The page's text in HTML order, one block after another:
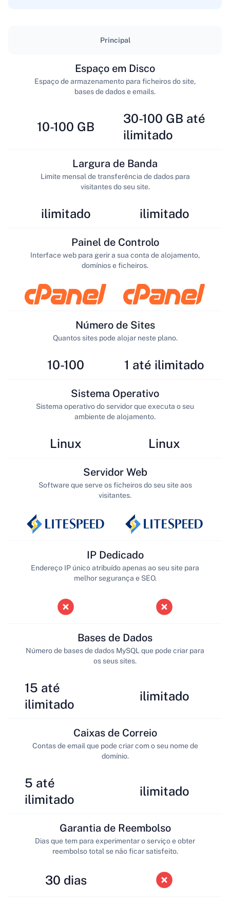
Principal
10-100 GB
Espaço em Disco
Espaço de armazenamento para ficheiros do site,
bases de dados e emails.
30-100 GB até
ilimitado
ilimitado
Largura de Banda
Limite mensal de transferência de dados para
visitantes do seu site.
ilimitado
Painel de Controlo
Interface web para gerir a sua conta de alojamento,
domínios e ficheiros.
10-100
Número de Sites
Quantos sites pode alojar neste plano.
1 até ilimitado
Linux
Sistema Operativo
Sistema operativo do servidor que executa o seu
ambiente de alojamento.
Linux
Servidor Web
Software que serve os ficheiros do seu site aos
visitantes.
IP Dedicado
Endereço IP único atribuído apenas ao seu site para
melhor segurança e SEO.
15 até
ilimitado
Bases de Dados
Número de bases de dados MySQL que pode criar para
os seus sites.
ilimitado
5 até
ilimitado
Caixas de Correio
Contas de email que pode criar com o seu nome de
domínio.
ilimitado
30 dias
Garantia de Reembolso
Dias que tem para experimentar o serviço e obter
reembolso total se não ficar satisfeito.